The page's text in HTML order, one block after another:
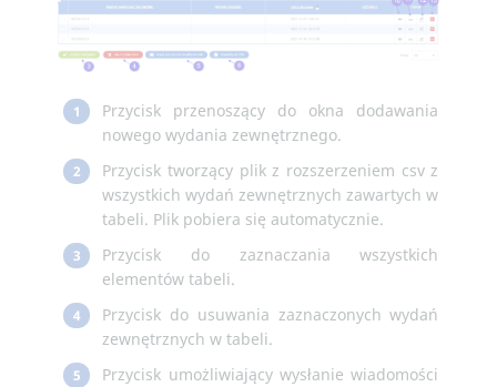
1
Przycisk przenoszący do okna dodawania
nowego wydania zewnętrznego.
2
Przycisk tworzący plik z rozszerzeniem csv z
wszystkich wydań zewnętrznych zawartych w
tabeli. Plik pobiera się automatycznie.
3
Przycisk do zaznaczania wszystkich
elementów tabeli.
4
Przycisk do usuwania zaznaczonych wydań
zewnętrznych w tabeli.
5
Przycisk umożliwiający wysłanie wiadomości